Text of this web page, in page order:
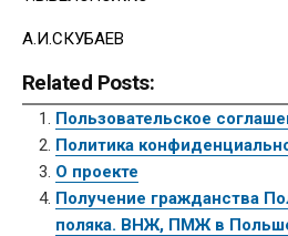
А.И.СКУБАЕВ
Related Posts:
Пользовательское
Политика
О проекте
Получение гражданства
поляка. ВНЖ, ПМЖ в